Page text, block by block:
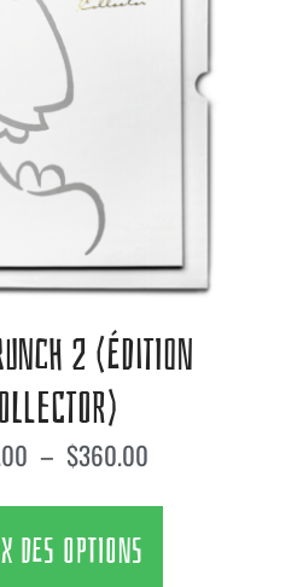
2 (ÉDITION
– $360.00
DES OPTIONS